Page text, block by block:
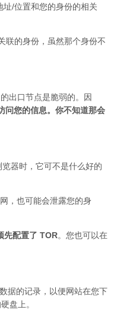
/位置和您的身份的相关
联的身份，虽然那个身份不
出口节点是脆弱的。因
问您的信息。你不知道那会
器时，它可不是什么好的
，也可能会泄露您的身
先配置了 TOR。您也可以在
据的记录，以便网站在您下
盘上。